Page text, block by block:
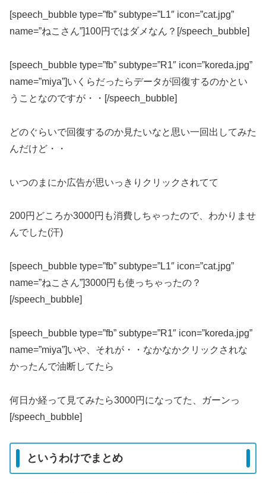
[speech_bubble type=”fb” subtype=”L1″ icon=”cat.jpg”
name=”ねこさん”]100円ではダメなん？[/speech_bubble]
[speech_bubble type=”fb” subtype=”R1″ icon=”koreda.jpg”
name=”miya”]いくらだったらデータが回復するのかとい
うことなのですが・・[/speech_bubble]
どのぐらいで回復するのか見たいなと思い一回出してみた
んだけど・・
いつのまにか広告が思いっきりクリックされてて
200円どころか3000円も消費しちゃったので、わかりませ
んでした(汗)
[speech_bubble type=”fb” subtype=”L1″ icon=”cat.jpg”
name=”ねこさん”]3000円も使っちゃったの？
[/speech_bubble]
[speech_bubble type=”fb” subtype=”R1″ icon=”koreda.jpg”
name=”miya”]いや、それが・・なかなかクリックされな
かったんで油断してたら
何日か経って見てみたら3000円になってた、ガーンっ
[/speech_bubble]
というわけでまとめ